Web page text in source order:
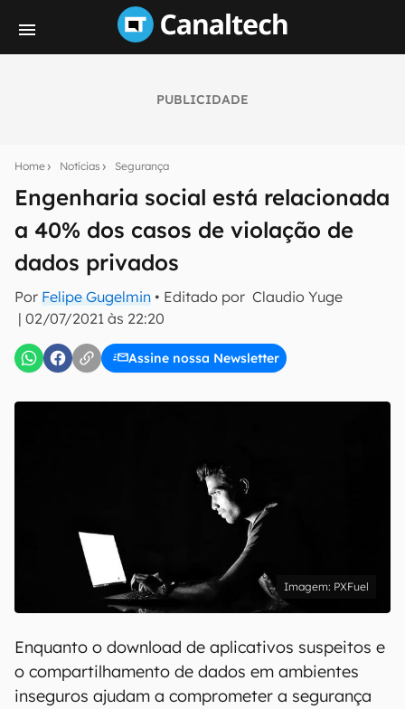
PUBLICIDADE
Home Notícias Segurança
Engenharia social está relacionada
a 40% dos casos de violação de
dados privados
Por Felipe Gugelmin • Editado por Claudio Yuge
| 02/07/2021 às 22:20
Assine nossa Newsletter
notícias e reviews sobre tecnologia em primeira
E-mail
inscreva-se
Confirmo que li, aceito e concordo com os Termos de
Uso e Política de Privacidade do Canaltech.
PXFuel
Enquanto o download de aplicativos suspeitos e
o compartilhamento de dados em ambientes
inseguros ajudam a comprometer a segurança